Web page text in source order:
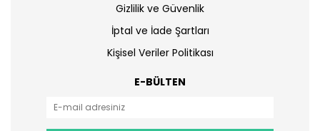
Gizlilik ve Güvenlik
İptal ve İade Şartları
Kişisel Veriler Politikası
E-BÜLTEN